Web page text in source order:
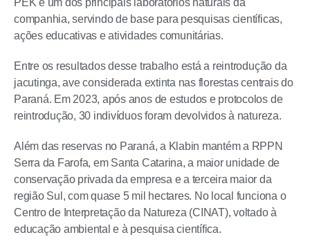
PEK é um dos principais laboratórios naturais da
companhia, servindo de base para pesquisas científicas,
ações educativas e atividades comunitárias.
Entre os resultados desse trabalho está a reintrodução da
jacutinga, ave considerada extinta nas florestas centrais do
Paraná. Em 2023, após anos de estudos e protocolos de
reintrodução, 30 indivíduos foram devolvidos à natureza.
Além das reservas no Paraná, a Klabin mantém a RPPN
Serra da Farofa, em Santa Catarina, a maior unidade de
conservação privada da empresa e a terceira maior da
região Sul, com quase 5 mil hectares. No local funciona o
Centro de Interpretação da Natureza (CINAT), voltado à
educação ambiental e à pesquisa científica.